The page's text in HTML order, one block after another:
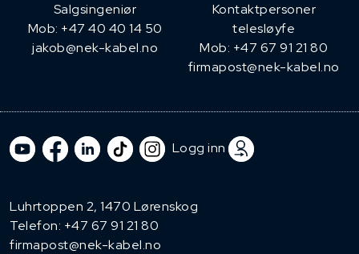
​Salgsingeniør
Mob: +47 40 40 14 50
jakob@nek-kabel.no
Kontaktpersoner
telesløyfe
Mob: +47 67 91 21 80
firmapost@nek-kabel.no
Logg inn
Luhrtoppen 2, 1470 Lørenskog
Telefon: +47 67 91 21 80
firmapost@nek-kabel.no